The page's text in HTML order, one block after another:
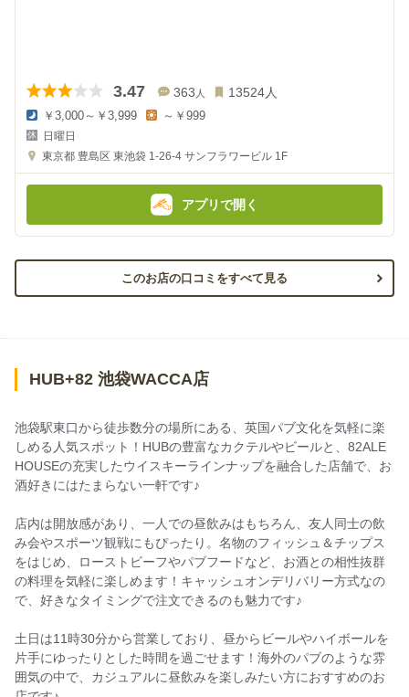
3.47 363 人 13524人
夜
の
金
￥3,000～￥3,999
金
～￥999
日曜日
東京都 豊島区 東池袋 1-26-4 サンフラワービル 1F
アプリで開く
このお店の口コミをすべて見る
HUB+82 池袋WACCA店
池袋駅東口から徒歩数分の場所にある、英国パブ文化を気軽に楽
しめる人気スポット！HUBの豊富なカクテルやビールと、82ALE
HOUSEの充実したウイスキーラインナップを融合した店舗で、お
酒好きにはたまらない一軒です♪
店内は開放感があり、一人での昼飲みはもちろん、友人同士の飲
み会やスポーツ観戦にもぴったり。名物のフィッシュ＆チップス
をはじめ、ローストビーフやパブフードなど、お酒との相性抜群
の料理を気軽に楽しめます！キャッシュオンデリバリー方式なの
で、好きなタイミングで注文できるのも魅力です♪
土日は11時30分から営業しており、昼からビールやハイボールを
片手にゆったりとした時間を過ごせます！海外のパブのような雰
囲気の中で、カジュアルに昼飲みを楽しみたい方におすすめのお